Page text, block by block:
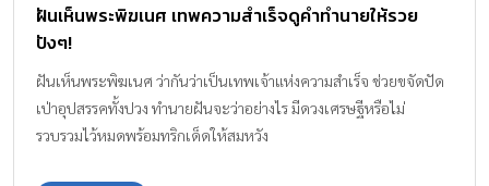
ฝันเห็นพระพิฆเนศ เทพความสำเร็จดูคำทำนายให้รวย
ปังๆ!
ฝันเห็นพระพิฆเนศ ว่ากันว่าเป็นเทพเจ้าแห่งความสำเร็จ ช่วยขจัดปัด
เป่าอุปสรรคทั้งปวง ทำนายฝันจะว่าอย่างไร มีดวงเศรษฐีหรือไม่
รวบรวมไว้หมดพร้อมทริกเด็ดให้สมหวัง